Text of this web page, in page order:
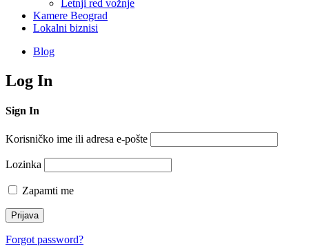
Letnji red vožnje
Kamere Beograd
Lokalni biznisi
Blog
Log In
Sign In
Korisničko ime ili adresa e-pošte
Lozinka
Zapamti me
Forgot password?